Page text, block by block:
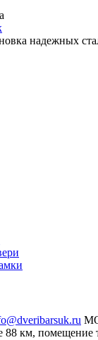
надежных
88 км, помещение